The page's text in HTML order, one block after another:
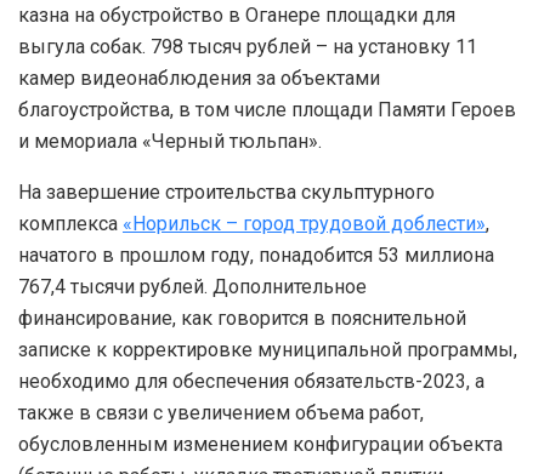
казна на обустройство в Оганере площадки для
выгула собак. 798 тысяч рублей – на установку 11
камер видеонаблюдения за объектами
благоустройства, в том числе площади Памяти Героев
и мемориала «Черный тюльпан».
На завершение строительства скульптурного
комплекса «Норильск – город трудовой доблести»,
начатого в прошлом году, понадобится 53 миллиона
767,4 тысячи рублей. Дополнительное
финансирование, как говорится в пояснительной
записке к корректировке муниципальной программы,
необходимо для обеспечения обязательств-2023, а
также в связи с увеличением объема работ,
обусловленным изменением конфигурации объекта